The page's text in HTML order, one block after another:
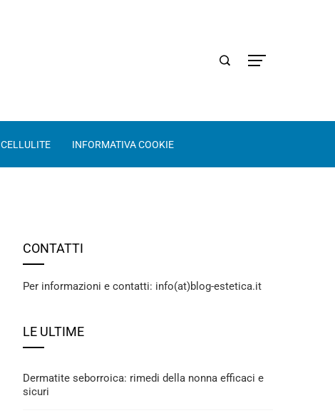
CELLULITE INFORMATIVA COOKIE
CONTATTI
Per informazioni e contatti: info(at)blog-estetica.it
LE ULTIME
Dermatite seborroica: rimedi della nonna efficaci e
sicuri